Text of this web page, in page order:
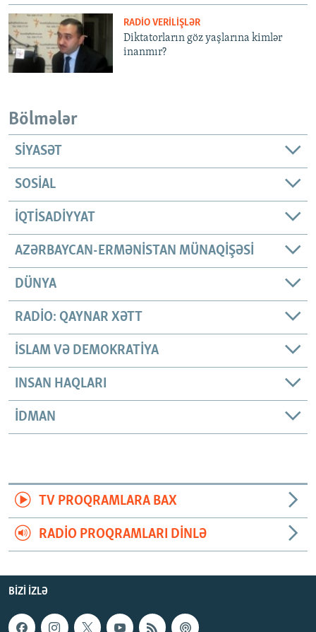
RADIO VERILIŞLƏR
Diktatorların göz yaşlarına kimlər
inanmır?
Bölmələr
SIYASƏT
SOSIAL
İQTISADIYYAT
AZƏRBAYCAN-ERMƏNISTAN MÜNAQIŞƏSI
DÜNYA
RADIO: QAYNAR XƏTT
İSLAM VƏ DEMOKRATIYA
INSAN HAQLARI
İDMAN
TV PROQRAMLARA BAX
RADIO PROQRAMLARI DINLƏ
BIZI IZLƏ